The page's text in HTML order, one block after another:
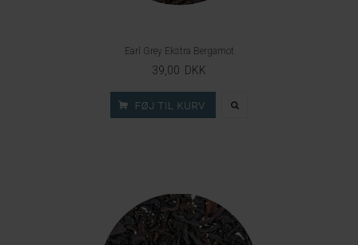
Earl Grey Ekstra Bergamot
39,00 DKK